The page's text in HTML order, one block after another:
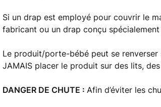
Si un drap est employé pour couvrir le
fabricant ou un drap conçu
Le produit/porte-bébé peut se renverser
JAMAIS placer le produit sur des lits,
DANGER DE CHUTE :Afin d’éviter les